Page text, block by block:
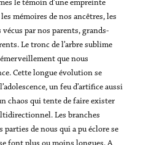
le témoin d’une empreinte
mémoires de nos ancêtres, les
par nos parents, grands-
Le tronc de l’arbre sublime
que nous
Cette longue évolution se
un feu d’artifice aussi
chaos qui tente de faire exister
Les branches
parties de nous qui a pu éclore se